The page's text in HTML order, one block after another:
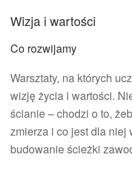
Wizja i wartości
Co rozwijamy
Warsztaty, na których
wizję życia i wartości.
ścianie – chodzi o to,
zmierza i co jest dla niej
budowanie ścieżki